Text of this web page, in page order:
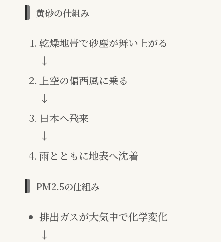
黄砂の仕組み
乾燥地帯で砂塵が舞い上がる
↓
上空の偏西風に乗る
↓
日本へ飛来
↓
雨とともに地表へ沈着
PM2.5の仕組み
排出ガスが大気中で化学変化
↓